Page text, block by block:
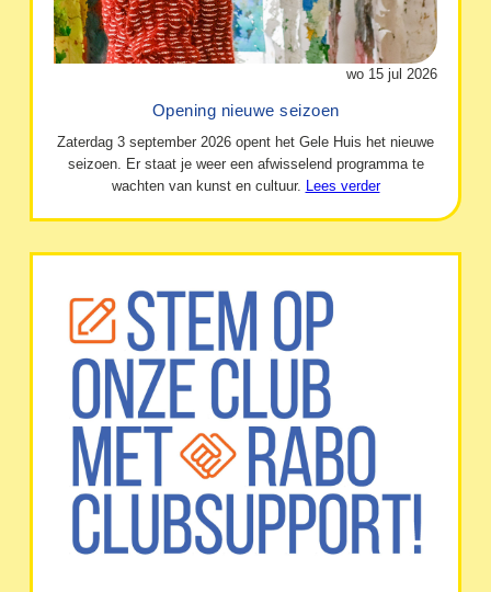
wo 15 jul 2026
Opening nieuwe seizoen
Zaterdag 3 september 2026 opent het Gele Huis het nieuwe
seizoen. Er staat je weer een afwisselend programma te
wachten van kunst en cultuur. Lees verder